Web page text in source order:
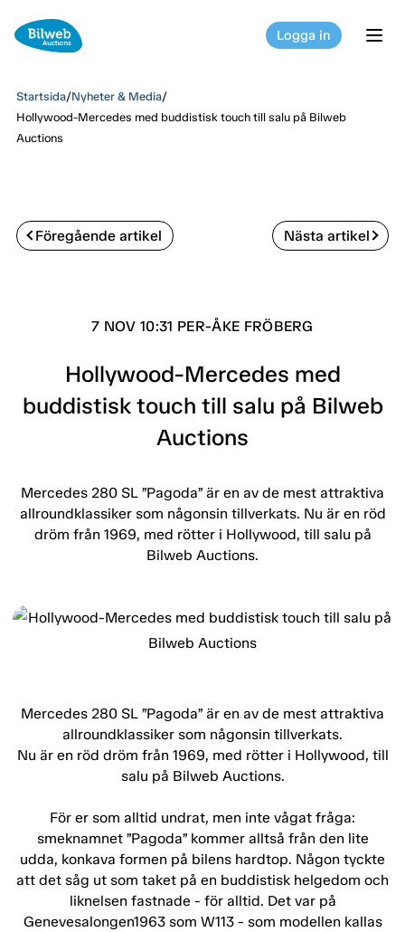
Logga in
Startsida/Nyheter & Media/
Hollywood-Mercedes med buddistisk touch till salu på Bilweb
Auctions
Föregående artikel Nästa artikel
7 NOV 10:31 PER-ÅKE FRÖBERG
Hollywood-Mercedes med
buddistisk touch till salu på Bilweb
Auctions
Mercedes 280 SL ”Pagoda” är en av de mest attraktiva
allroundklassiker som någonsin tillverkats. Nu är en röd
dröm från 1969, med rötter i Hollywood, till salu på
Bilweb Auctions.
Mercedes 280 SL ”Pagoda” är en av de mest attraktiva
allroundklassiker som någonsin tillverkats.
Nu är en röd dröm från 1969, med rötter i Hollywood, till
salu på Bilweb Auctions.
För er som alltid undrat, men inte vågat fråga:
smeknamnet ”Pagoda” kommer alltså från den lite
udda, konkava formen på bilens hardtop. Någon tyckte
att det såg ut som taket på en buddistisk helgedom och
liknelsen fastnade - för alltid. Det var på
Genevesalongen1963 som W113 - som modellen kallas